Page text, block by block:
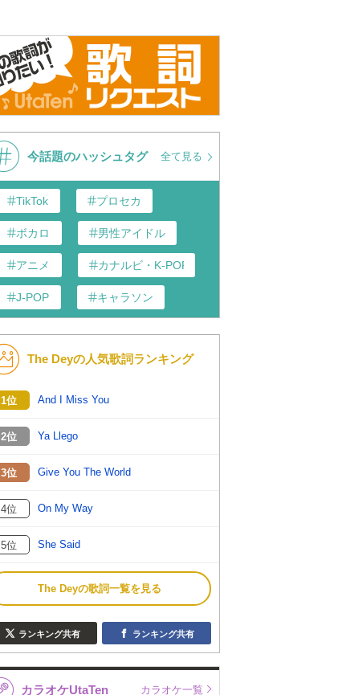
今話題のハッシュタグ 全て見る
TikTok プロセカ
ボカロ 男性アイドル
アニメ カナルビ・K-POP和訳
J-POP キャラソン
K-POP バンド
演歌・歌謡
VTuber
The Deyの人気歌詞ランキング
1位 And I Miss You
2位 Ya Llego
3位 Give You The World
4位 On My Way
5位 She Said
The Deyの歌詞一覧を見る
ランキング共有 ランキング共有
カラオケUtaTen カラオケ一覧